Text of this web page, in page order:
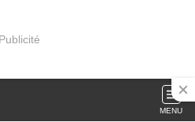
Publicité
MENU